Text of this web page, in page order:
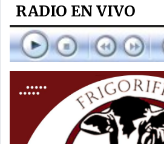
RADIO EN VIVO